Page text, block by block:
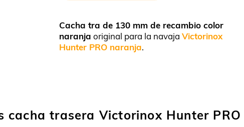
Cacha tra de 130 mm de recambio color
naranja original para la navajaVictorinox
Hunter PRO naranja.
cacha trasera Victorinox Hunter PRO